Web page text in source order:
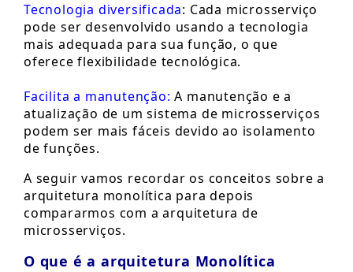
Tecnologia diversificada: Cada microsserviço
pode ser desenvolvido usando a tecnologia
mais adequada para sua função, o que
oferece flexibilidade tecnológica.
Facilita a manutenção: A manutenção e a
atualização de um sistema de microsserviços
podem ser mais fáceis devido ao isolamento
de funções.
A seguir vamos recordar os conceitos sobre a
arquitetura monolítica para depois
compararmos com a arquitetura de
microsserviços.
O que é a arquitetura Monolítica